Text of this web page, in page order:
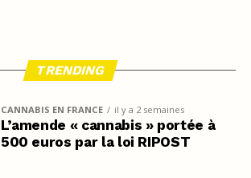
TRENDING
CANNABIS EN FRANCE il y a 2 semaines
L’amende « cannabis » portée à
500 euros par la loi RIPOST